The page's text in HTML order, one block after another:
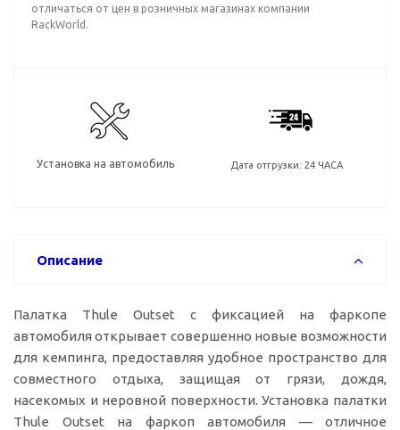
отличаться от цен в розничных магазинах компании
RackWorld.
Установка на автомобиль Дата отгрузки: 24 ЧАСА
Описание
Палатка Thule Outset c фиксацией на фаркопе
автомобиля открывает совершенно новые возможности
для кемпинга, предоставляя удобное пространство для
совместного отдыха, защищая от грязи, дождя,
насекомых и неровной поверхности. Установка палатки
Thule Outset на фаркоп автомобиля — отличное